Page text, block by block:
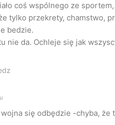
coś wspólnego ze
tylko przekrety, chamstwo,
bedzie.
nie da. Ochleje się jak
się odbędzie -chyba, że